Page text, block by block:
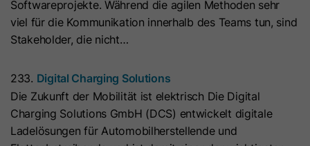
Softwareprojekte. Während die agilen Methoden sehr
viel für die Kommunikation innerhalb des Teams tun, sind
Stakeholder, die nicht…
233. Digital Charging Solutions
Die Zukunft der Mobilität ist elektrisch Die Digital
Charging Solutions GmbH (DCS) entwickelt digitale
Ladelösungen für Automobilherstellende und
Dieses Cookie wird verwendet, um
zu verhindern, dass das Banner
Besucher im strikten Modus surfen.
Name __hs_opt_out
Anbieter Cloudflare
Laufzeit 30 Tage
den CDN-Anbieter von HubSpot,
festgelegt. Es hilft Cloudflare,
böswillige Besucher Ihrer Website zu
identifizieren und das Blockieren von
Marketing
Marketing-Cookies werden verwendet, um
Werbemaßnahmen zu messen und personalisierte Werbung
verschiedene Websites und Geräte hinweg kommen.
Hinweis: Es kann zu einer Datenübermittlung in Drittstaaten
(z. B. USA) kommen. Weitere Informationen finden Sie in
unserer Datenschutzerklärung.